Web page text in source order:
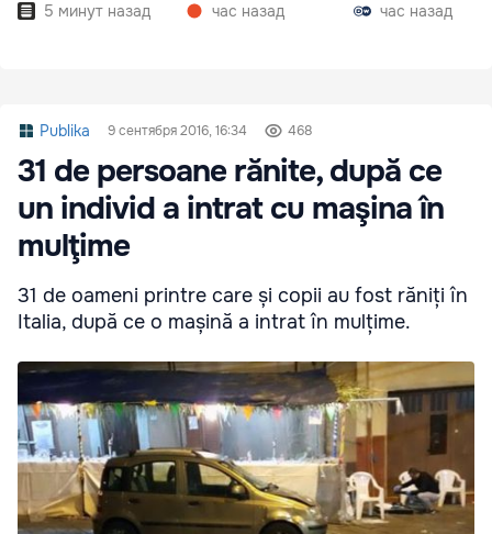
5 минут назад
час назад
час назад
Publika 9 сентября 2016, 16:34 468
31 de persoane rănite, după ce
un individ a intrat cu maşina în
mulţime
31 de oameni printre care și copii au fost răniți în
Italia, după ce o mașină a intrat în mulțime.